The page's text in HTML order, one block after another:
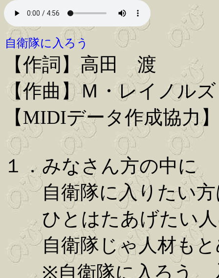
自衛隊に入ろう
【作詞】高田 渡
【作曲】Ｍ・レイノルズ
【MIDIデータ作成協力
１．みなさん方の中に
自衛隊に入りたい方
ひとはたあげたい人
自衛隊じゃ人材もと
※自衛隊に入ろう